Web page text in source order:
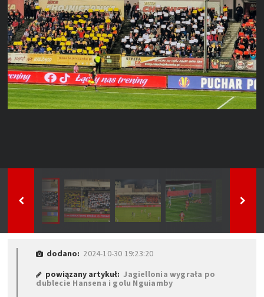
dodano: 2024-10-30 19:23:20
powiązany artykuł:Jagiellonia wygrała po
dublecie Hansena i golu Nguiamby